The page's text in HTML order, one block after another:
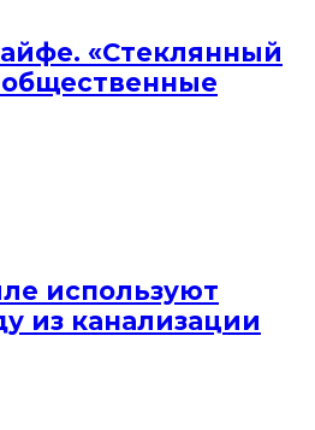
«Стеклянный
общественные
используют
из канализации